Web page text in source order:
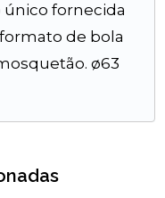
único fornecida
de bola
ø63